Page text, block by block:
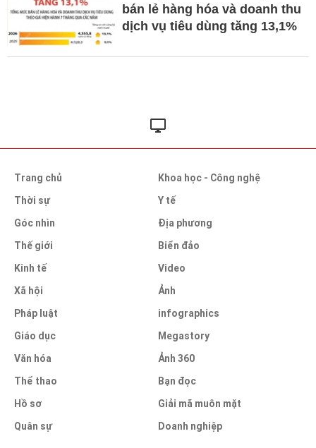
bán lẻ hàng hóa và doanh thu
dịch vụ tiêu dùng tăng 13,1%
Trang chủ
Thời sự
Góc nhìn
Thế giới
Kinh tế
Xã hội
Pháp luật
Giáo dục
Văn hóa
Thể thao
Hồ sơ
Quân sự
Khoa học - Công nghệ
Y tế
Địa phương
Biển đảo
Video
Ảnh
infographics
Megastory
Ảnh 360
Bạn đọc
Giải mã muôn mặt
Doanh nghiệp